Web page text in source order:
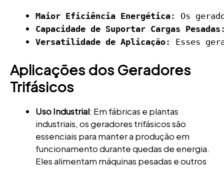
Maior Eficiência Energética : Os
Capacidade de Suportar Cargas Pesadas
Versatilidade de Aplicação : Esses
Aplicações dos Geradores
Trifásicos
Uso Industrial: Em fábricas e plantas
industriais, os geradores trifásicos são
essenciais para manter a produção em
funcionamento durante quedas de energia.
Eles alimentam máquinas pesadas e outros